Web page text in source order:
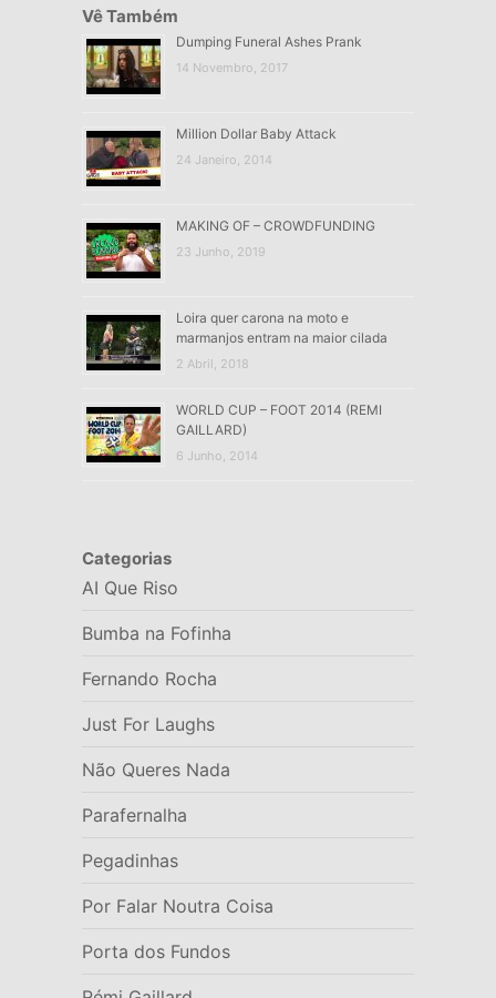
Vê Também
Dumping Funeral Ashes Prank
14 Novembro, 2017
Million Dollar Baby Attack
24 Janeiro, 2014
MAKING OF – CROWDFUNDING
23 Junho, 2019
Loira quer carona na moto e
marmanjos entram na maior cilada
2 Abril, 2018
WORLD CUP – FOOT 2014 (REMI
GAILLARD)
6 Junho, 2014
Categorias
AI Que Riso
Bumba na Fofinha
Fernando Rocha
Just For Laughs
Não Queres Nada
Parafernalha
Pegadinhas
Por Falar Noutra Coisa
Porta dos Fundos